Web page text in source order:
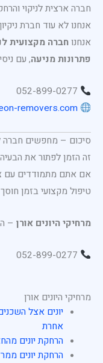
מרחיקי היונים אורן
יונים אצל
אחרת
הרחקת יונים
הרחקת יונים
חברה ארצית לניקוי
אנחנו לא עוד חברת
אנחנוחברה מקצועית
פתרונות מניעה, עם
removers.com
סיכום – מחפשים חברה
זה הזמן לפתור את
אם אתם מתמודדים עם
טיפול מקצועי בזמן
מרחיקי היונים אורן –